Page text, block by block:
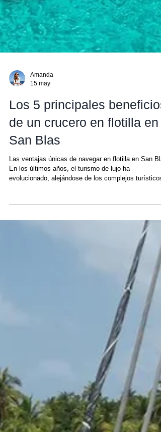
Amanda
15 may
Los 5 principales beneficios
de un crucero en flotilla en
San Blas
Las ventajas únicas de navegar en flotilla en San
evolucionado, alejándose de los complejos turísticos
centrarse en viajes más privados, significativos y
experienciales. Los viajes multigeneracionales, las
reuniones familiares, las celebraciones y las
privadas en grupo se han convertido en algunos de
segmentos de mayor crecimiento en el turismo de